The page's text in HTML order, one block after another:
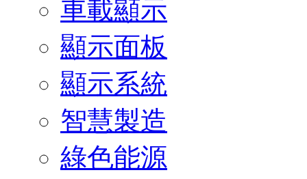
車載顯示
顯示面板
顯示系統
智慧製造
綠色能源